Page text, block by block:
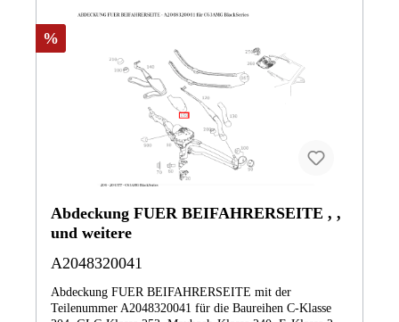
%
Abdeckung FUER BEIFAHRERSEITE , ,
und weitere
A2048320041
Abdeckung FUER BEIFAHRERSEITE mit der
Teilenummer A2048320041 für die Baureihen C-Klasse